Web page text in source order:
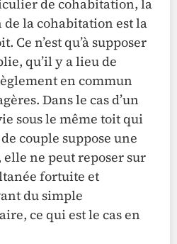
de cohabitation, la
la cohabitation est la
Ce n’est qu’à supposer
qu’il y a lieu de
en commun
Dans le cas d’un
sous le même toit qui
couple suppose une
ne peut reposer sur
fortuite et
du simple
ce qui est le cas en